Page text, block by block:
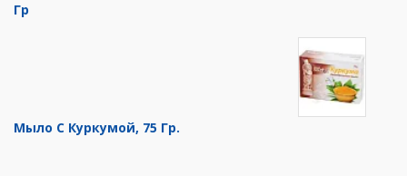
Гр
Мыло С Куркумой, 75 Гр.